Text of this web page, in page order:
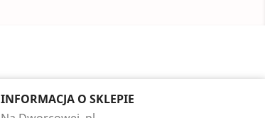
INFORMACJA O SKLEPIE